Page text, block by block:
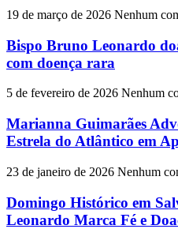
19 de março de 2026 Nenhum
Bispo Bruno Leonardo
com doença rara
5 de fevereiro de 2026 Nenhum
Marianna Guimarães
Estrela do Atlântico em
23 de janeiro de 2026 Nenhum
Domingo Histórico em
Leonardo Marca Fé e